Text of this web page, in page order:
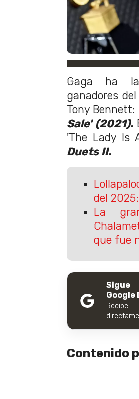
Gaga ha
ganadores
Tony Bennett:
Sale' (2021).
'The Lady Is
Duets II.
del
La
que fue
Sigue
Google
Contenido